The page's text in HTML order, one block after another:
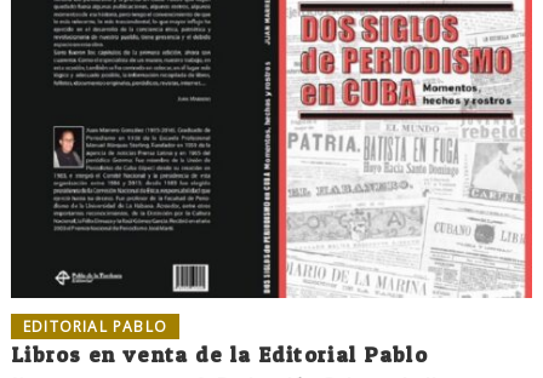
EDITORIAL PABLO
Libros en venta de la Editorial Pablo